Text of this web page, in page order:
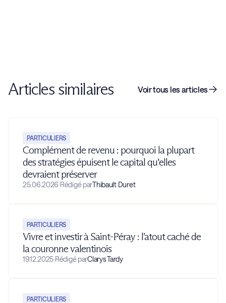
Articles similaires Voir tous les articles
PARTICULIERS
Complément de revenu : pourquoi la plupart
des stratégies épuisent le capital qu'elles
devraient préserver
25.06.2026·Rédigé parThibault Duret
PARTICULIERS
Vivre et investir à Saint-Péray : l’atout caché de
la couronne valentinois
19.12.2025·Rédigé parClarys Tardy
PARTICULIERS